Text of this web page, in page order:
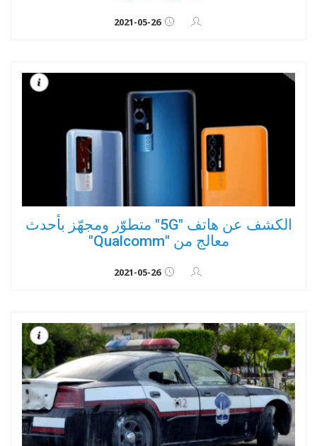
2021-05-26
الكشف عن هاتف "5G" متطوّر ومجهّز بأحدث
معالج من "Qualcomm"
2021-05-26